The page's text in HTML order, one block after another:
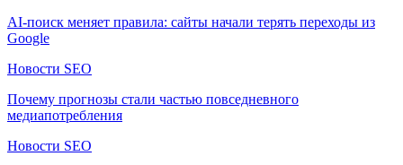
AI-поиск меняет правила: сайты начали терять переходы из
Google
Новости SEO
Почему прогнозы стали частью повседневного
медиапотребления
Новости SEO